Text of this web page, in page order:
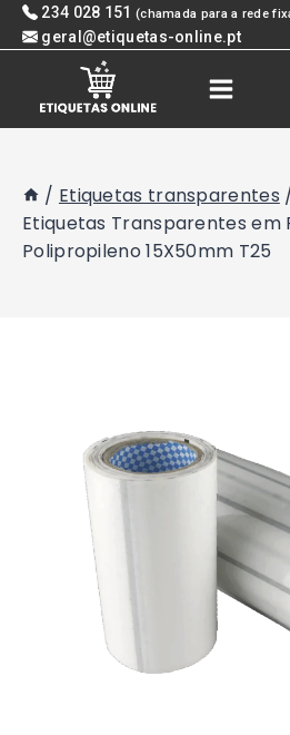
Skip 234 028 151 (chamada para a rede
geral@etiquetas-online.pt
/ Etiquetas transparentes
Etiquetas Transparentes em
Polipropileno 15X50mm T25